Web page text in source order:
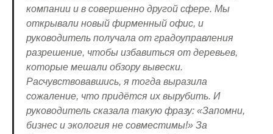
компании и в совершенно другой сфере. Мы
открывали новый фирменный офис, и
руководитель получала от градоуправления
разрешение, чтобы избавиться от деревьев,
которые мешали обзору вывески.
Расчувствовавшись, я тогда выразила
сожаление, что придётся их вырубить. И
руководитель сказала такую фразу: «Запомни,
бизнес и экология не совместимы!» За